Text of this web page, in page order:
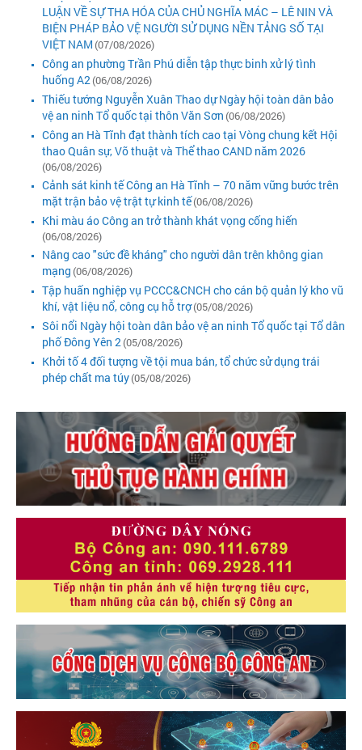
LUẬN VỀ SỰ THA HÓA CỦA CHỦ NGHĨA MÁC – LÊ NIN VÀ
BIỆN PHÁP BẢO VỆ NGƯỜI SỬ DỤNG NỀN TẢNG SỐ TẠI
VIỆT NAM (07/08/2026)
Công an phường Trần Phú diễn tập thực binh xử lý tình
huống A2 (06/08/2026)
Thiếu tướng Nguyễn Xuân Thao dự Ngày hội toàn dân bảo
vệ an ninh Tổ quốc tại thôn Văn Sơn (06/08/2026)
Công an Hà Tĩnh đạt thành tích cao tại Vòng chung kết Hội
thao Quân sự, Võ thuật và Thể thao CAND năm 2026
(06/08/2026)
Cảnh sát kinh tế Công an Hà Tĩnh – 70 năm vững bước trên
mặt trận bảo vệ trật tự kinh tế(06/08/2026)
Khi màu áo Công an trở thành khát vọng cống hiến
(06/08/2026)
Nâng cao "sức đề kháng" cho người dân trên không gian
mạng (06/08/2026)
Tập huấn nghiệp vụ PCCC&CNCH cho cán bộ quản lý kho vũ
khí, vật liệu nổ, công cụ hỗ trợ(05/08/2026)
Sôi nổi Ngày hội toàn dân bảo vệ an ninh Tổ quốc tại Tổ dân
phố Đông Yên 2 (05/08/2026)
Khởi tố 4 đối tượng về tội mua bán, tổ chức sử dụng trái
phép chất ma túy(05/08/2026)